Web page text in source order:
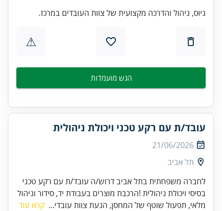
גיוס, ניהול והדרכה מקצועית של צוות העובדים במרכז.
⚠
הגש מועמדות
עובד/ת עם רקע טכני ויכולת ניהולית
21/06/2026
תל אביב
לחברה משפחתית בתל אביב דרוש/ה עובד/ת עם רקע טכני
בסיסי ויכולת ניהולית !הרכבת מוצרים בעבודת יד, סידור וניהול
מלאי, תפעול שוטף של המחסן, הנעת צוות עובדי... קרא עוד